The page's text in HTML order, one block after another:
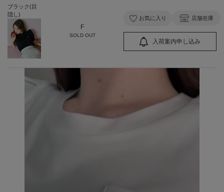
ブラック(目
隠し)
F
SOLD OUT
お気に入り 店舗在庫
入荷案内申し込み